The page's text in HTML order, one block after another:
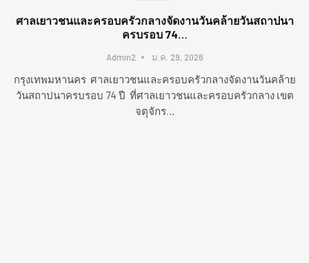
ศาลเยาวชนและครอบครัวกลางจัดงานวันคล้ายวันสถาปนา
ครบรอบ 74…
Admin2 ม.ค. 29, 2026
กรุงเทพมหานคร ศาลเยาวชนและครอบครัวกลางจัดงานวันคล้าย
วันสถาปนาครบรอบ 74 ปี ที่ศาลเยาวชนและครอบครัวกลาง เขต
จตุจักร…